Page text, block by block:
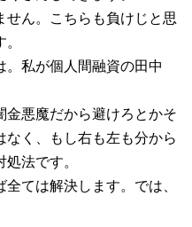
せん。こちらも負けじと思
。私が個人間融資の田中
金悪魔だから避けろとかそ
なく、もし右も左も分から
法です。
ては解決します。では、